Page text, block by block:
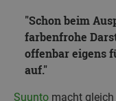
Schon beim
farbenfrohe
offenbar eigens
auf.
Suunto macht